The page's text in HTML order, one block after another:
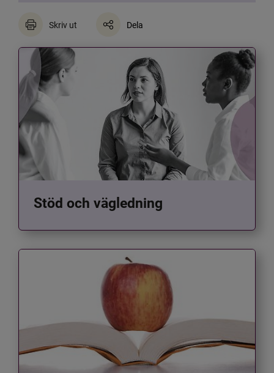
Skriv ut Dela
Stöd och vägledning